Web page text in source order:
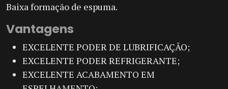
Baixa formação de espuma.
Vantagens
EXCELENTE PODER DE LUBRIFICAÇÃO;
EXCELENTE PODER REFRIGERANTE;
EXCELENTE ACABAMENTO EM